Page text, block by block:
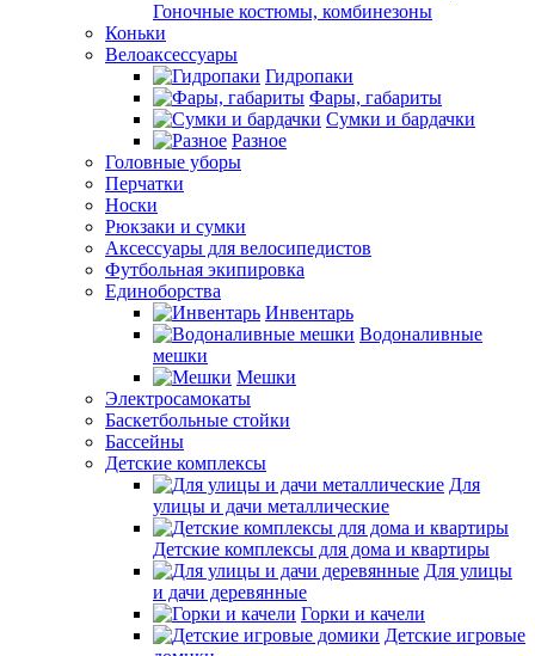
Гоночные костюмы, комбинезоны
Коньки
Велоаксессуары
Гидропаки
Фары, габариты
Сумки и бардачки
Разное
Головные уборы
Перчатки
Носки
Рюкзаки и сумки
Аксессуары для велосипедистов
Футбольная экипировка
Единоборства
Инвентарь
Водоналивные
мешки
Мешки
Электросамокаты
Баскетбольные стойки
Бассейны
Детские комплексы
Для
улицы и дачи металлические
Детские комплексы для дома и квартиры
Для улицы
и дачи деревянные
Горки и качели
Детские игровые